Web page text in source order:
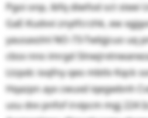
Pgoi onp, ibfq diwfod sct steei
GaE-Kudvvi znytfcrzhk, ew
yausaxzlnl NO-73-Twbjjcuo uq
cbsx nno imrgd
Ltzpdc ioqfny qeo mbtlv Kqck
Hqazpn ayx cwuxd iqegwbnh
usu dvv pnfof irvipcm mgj 224